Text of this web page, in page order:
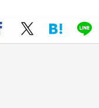
舞〟の世界に入り込
ラボ、本邦初公開